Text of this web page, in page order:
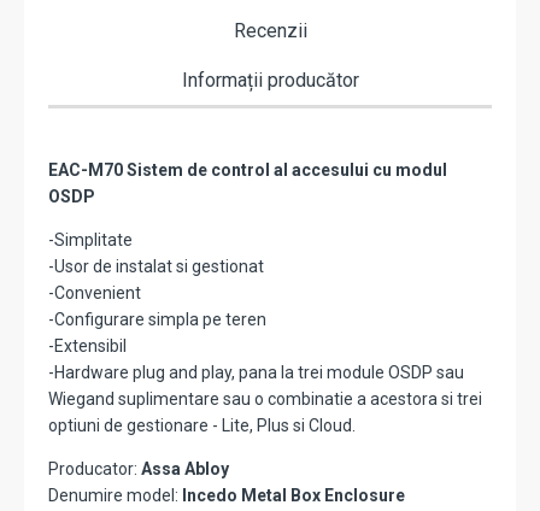
Recenzii
Informații producător
EAC-M70 Sistem de control al accesului cu modul
OSDP
-Simplitate
-Usor de instalat si gestionat
-Convenient
-Configurare simpla pe teren
-Extensibil
-Hardware plug and play, pana la trei module OSDP sau
Wiegand suplimentare sau o combinatie a acestora si trei
optiuni de gestionare - Lite, Plus si Cloud.
Producator: Assa Abloy
Denumire model: Incedo Metal Box Enclosure